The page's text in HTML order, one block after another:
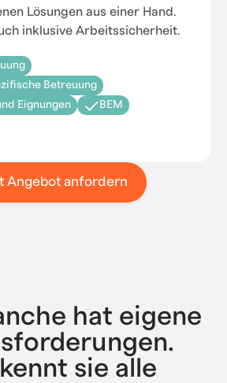
Lösungen aus einer Hand.
inklusive Arbeitssicherheit.
Betreuung
Eignungen
BEM
Angebot anfordern
hat eigene
sie alle